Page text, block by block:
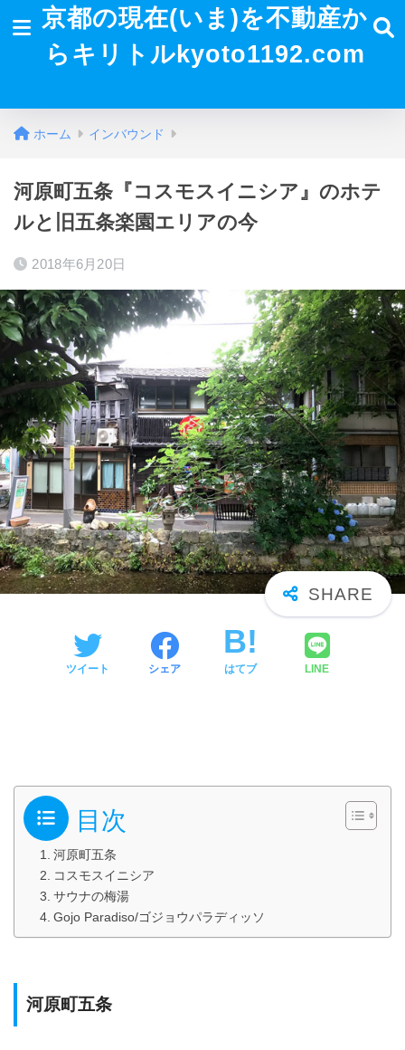
京都の現在(いま)を不動産か
らキリトルkyoto1192.com
ホーム インバウンド
河原町五条『コスモスイニシア』のホテ
ルと旧五条楽園エリアの今
2018年6月20日
ツイート シェア はてブ LINE
目次
河原町五条
コスモスイニシア
サウナの梅湯
Gojo Paradiso/ゴジョウパラディッソ
河原町五条